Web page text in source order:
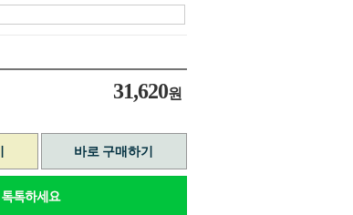
31,620원
바로 구매하기